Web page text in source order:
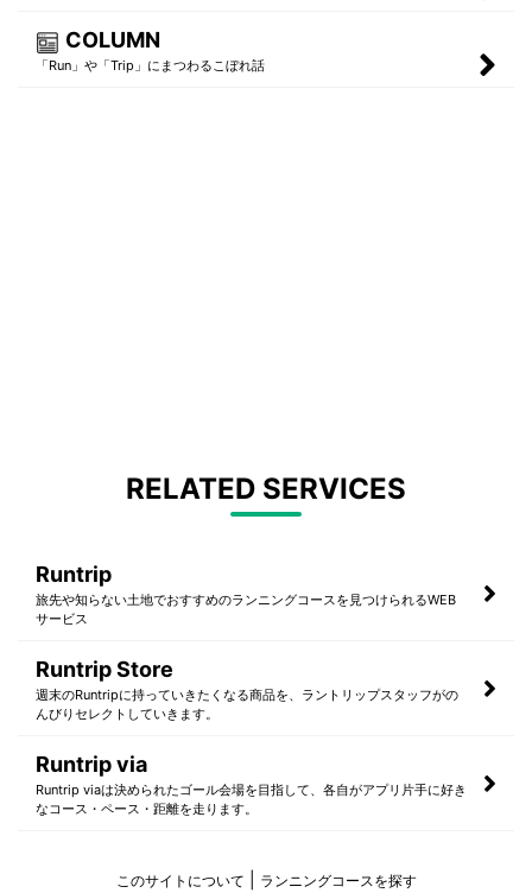
COLUMN
「Run」や「Trip」にまつわるこぼれ話
RELATED SERVICES
Runtrip
旅先や知らない土地でおすすめのランニングコースを見つけられるWEB
サービス
Runtrip Store
週末のRuntripに持っていきたくなる商品を、ラントリップスタッフがの
んびりセレクトしていきます。
Runtrip via
Runtrip viaは決められたゴール会場を目指して、各自がアプリ片手に好き
なコース・ペース・距離を走ります。
このサイトについて ランニングコースを探す